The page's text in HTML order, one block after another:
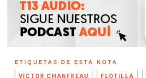
ETIQUETAS DE ESTA NOTA
VICTOR CHANFREAU FLOTILLA